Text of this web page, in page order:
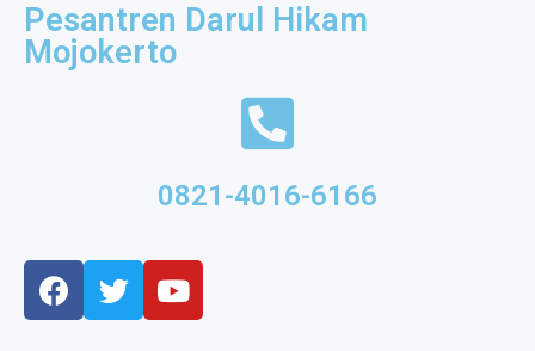
Pesantren Darul Hikam
Mojokerto
0821-4016-6166